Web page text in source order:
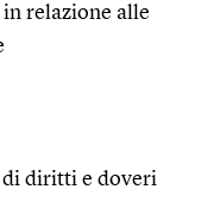
relazione alle
diritti e doveri